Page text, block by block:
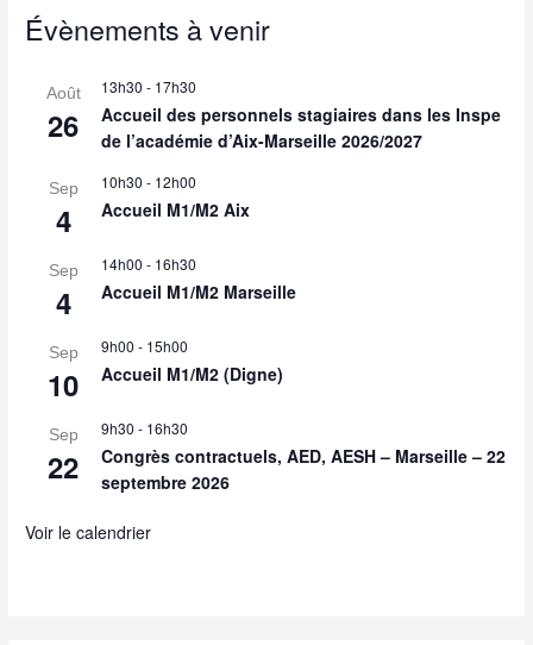
Évènements à venir
Août
26
13h30 - 17h30
Accueil des personnels stagiaires dans les Inspe
de l’académie d’Aix-Marseille 2026/2027
Sep
4
10h30 - 12h00
Accueil M1/M2 Aix
Sep
4
14h00 - 16h30
Accueil M1/M2 Marseille
Sep
10
9h00 - 15h00
Accueil M1/M2 (Digne)
Sep
22
9h30 - 16h30
Congrès contractuels, AED, AESH – Marseille – 22
septembre 2026
Voir le calendrier